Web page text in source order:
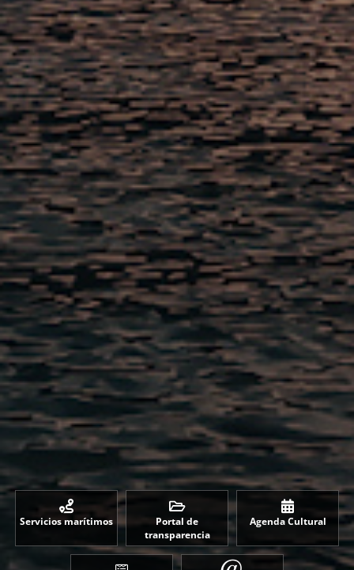
Servicios marítimos
Portal de
transparencia
Agenda Cultural